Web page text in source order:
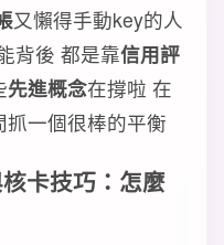
又懶得手動key的人
背後 都是靠信用評
先進概念在撐啦 在
抓一個很棒的平衡
核卡技巧 ：怎麼